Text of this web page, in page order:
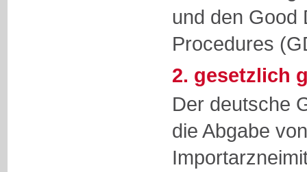
und den Good
Procedures
2. gesetzlich
Der deutsche
die Abgabe